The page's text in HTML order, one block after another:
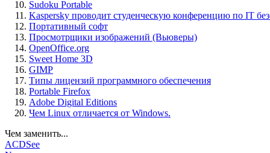
Sudoku Portable
Kaspersky проводит студенческую конференцию по IT
Портативный софт
Просмотрщики изображений (Вьюверы)
OpenOffice.org
Sweet Home 3D
GIMP
Типы лицензий программного обеспечения
Portable Firefox
Adobe Digital Editions
Чем Linux отличается от Windows.
Чем заменить...
ACDSee